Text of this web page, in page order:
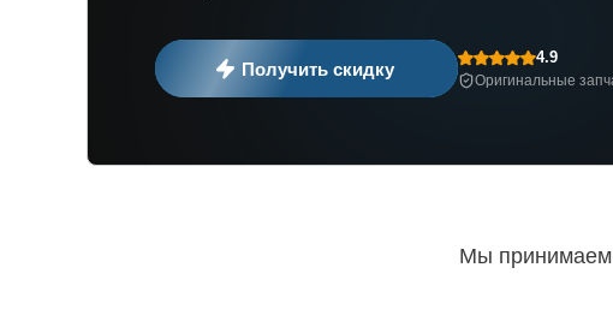
Получить скидку
4.9
Оригинальные
Мы принимаем